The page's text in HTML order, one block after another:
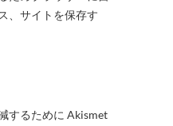
、サイトを保存す
するために Akismet